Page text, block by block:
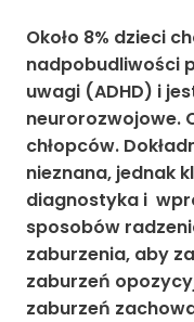
Około 8% dzieci
nadpobudliwości
uwagi (ADHD) i
neurorozwojowe.
chłopców.
nieznana, jednak
diagnostyka i
sposobów
zaburzenia, aby
zaburzeń
zaburzeń